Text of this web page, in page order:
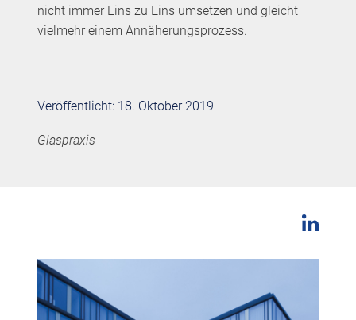
nicht immer Eins zu Eins umsetzen und gleicht
vielmehr einem Annäherungsprozess.
Veröffentlicht: 18. Oktober 2019
Glaspraxis